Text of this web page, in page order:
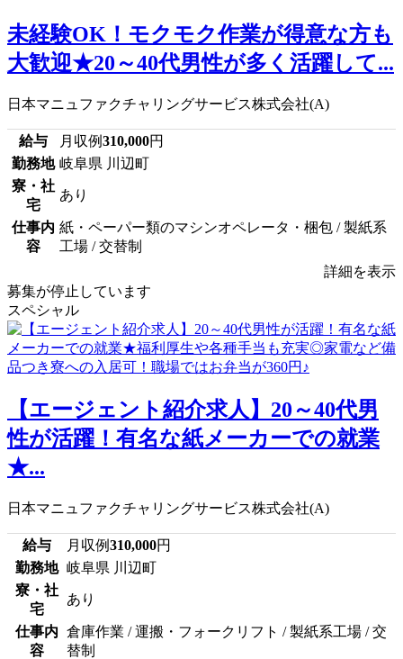
未経験OK！モクモク作業が得意な方も
大歓迎★20～40代男性が多く活躍して...
日本マニュファクチャリングサービス株式会社(A)
給与 月収例310,000円
勤務地 岐阜県 川辺町
寮・社
宅
あり
仕事内
容
紙・ペーパー類のマシンオペレータ・梱包 / 製紙系
工場 / 交替制
詳細を表示
募集が停止しています
スペシャル
【エージェント紹介求人】20～40代男
性が活躍！有名な紙メーカーでの就業
★...
日本マニュファクチャリングサービス株式会社(A)
給与 月収例310,000円
勤務地 岐阜県 川辺町
寮・社
宅
あり
仕事内
容
倉庫作業 / 運搬・フォークリフト / 製紙系工場 / 交
替制